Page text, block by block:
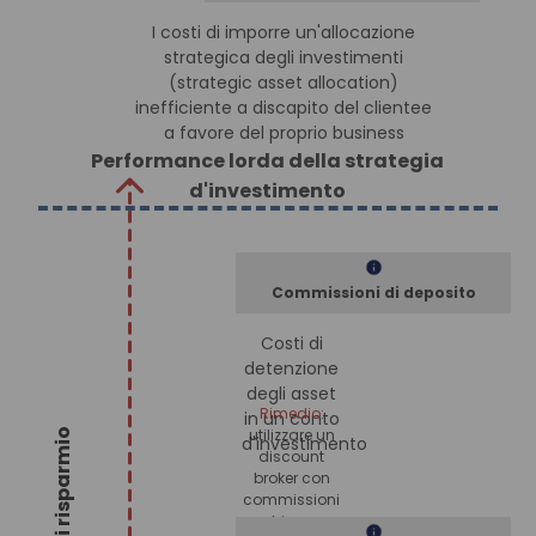
I costi di imporre un'allocazione
strategica degli investimenti
(strategic asset allocation)
inefficiente a discapito del clientee
a favore del proprio business
Performance lorda della strategia
d'investimento
Commissioni di deposito
Costi di
detenzione
degli asset
in un conto
d'investimento
Rimedio:
utilizzare un
discount
broker con
commissioni
chiare e